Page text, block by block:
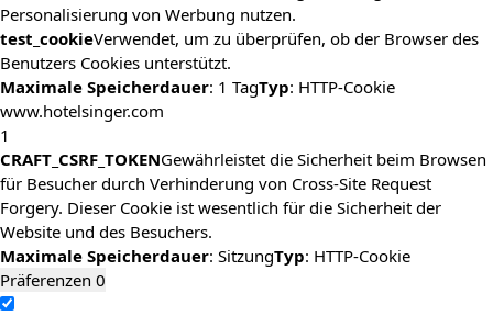
Personalisierung von Werbung nutzen.
test_cookieVerwendet, um zu überprüfen, ob der Browser des
Benutzers Cookies unterstützt.
Maximale Speicherdauer: 1 TagTyp: HTTP-Cookie
www.hotelsinger.com
1
CRAFT_CSRF_TOKENGewährleistet die Sicherheit beim Browsen
für Besucher durch Verhinderung von Cross-Site Request
Forgery. Dieser Cookie ist wesentlich für die Sicherheit der
Website und des Besuchers.
Maximale Speicherdauer: SitzungTyp: HTTP-Cookie
Präferenzen 0